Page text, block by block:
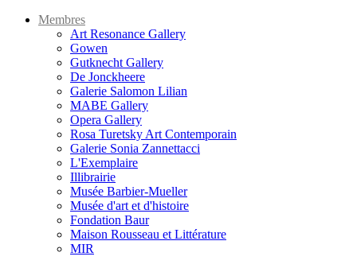
Membres
Art Resonance Gallery
Gowen
Gutknecht Gallery
De Jonckheere
Galerie Salomon Lilian
MABE Gallery
Opera Gallery
Rosa Turetsky Art Contemporain
Galerie Sonia Zannettacci
L'Exemplaire
Illibrairie
Musée Barbier-Mueller
Musée d'art et d'histoire
Fondation Baur
Maison Rousseau et Littérature
MIR